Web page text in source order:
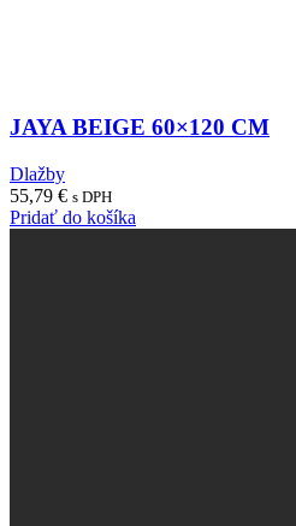
JAYA BEIGE 60×120 CM
Dlažby
55,79 € s DPH
Pridať do košíka